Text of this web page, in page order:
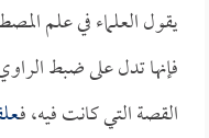
يقول العلماء في علم
فإنها تدل على ضبط
القصة التي كانت فيه، فـ